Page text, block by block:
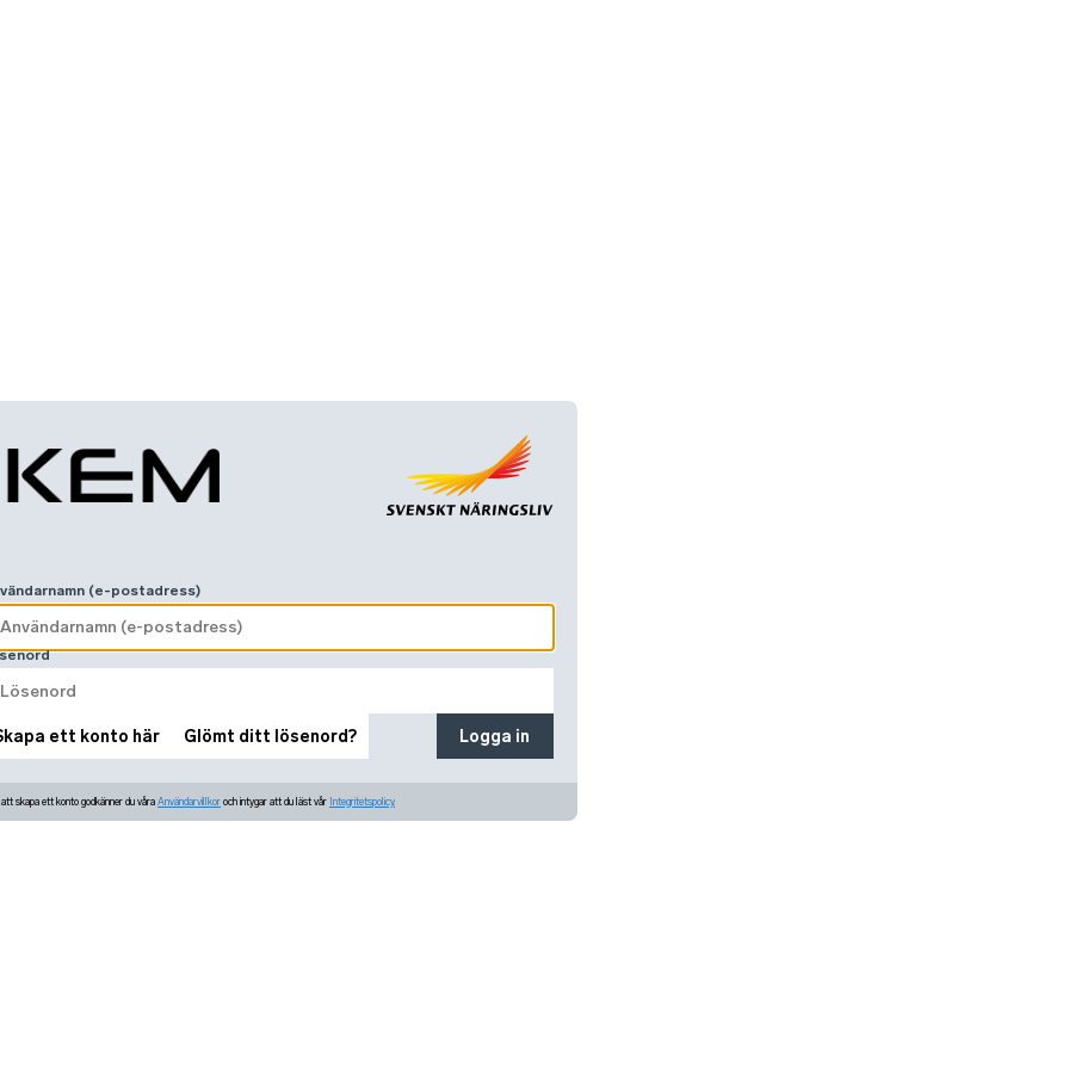
(e-postadress)
ett konto här Glömt ditt lösenord? Logga in
skapa ett konto godkänner du våra Användarvillkor och intygar att du läst vår Integritetspolicy.